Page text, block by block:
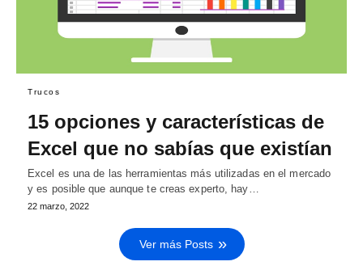
Trucos
15 opciones y características de
Excel que no sabías que existían
Excel es una de las herramientas más utilizadas en el mercado
y es posible que aunque te creas experto, hay…
22 marzo, 2022
Ver más Posts